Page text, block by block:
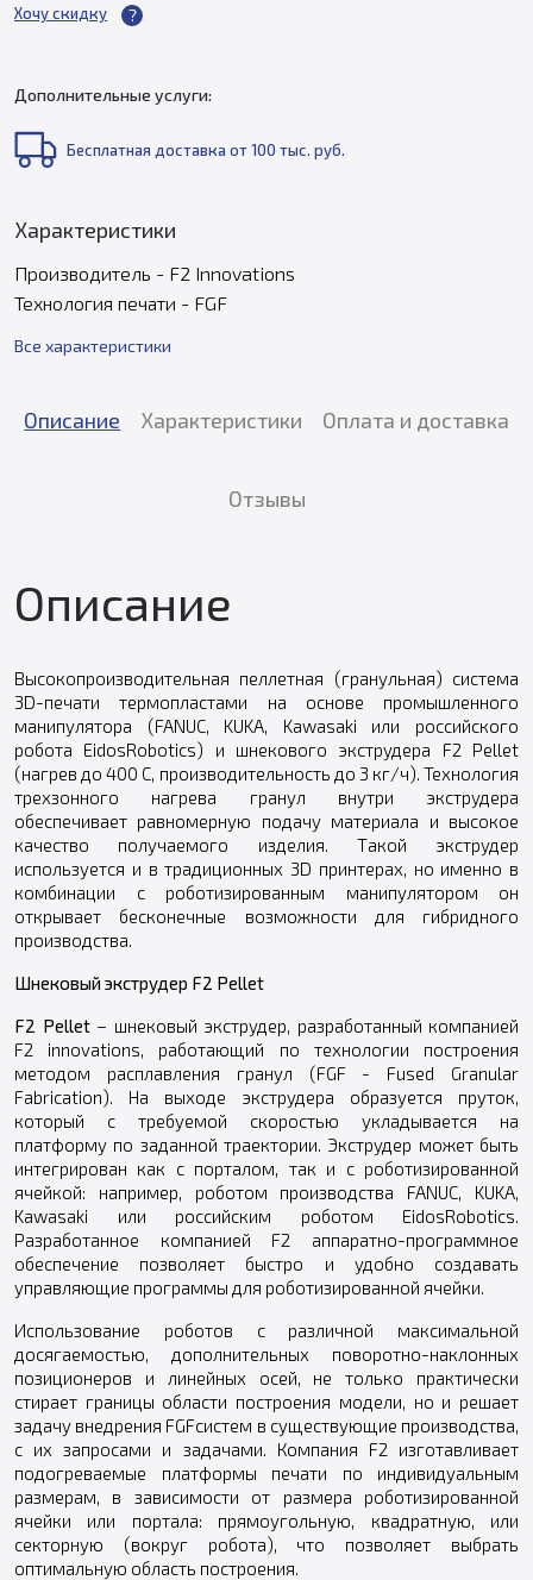
Хочу скидку
Дополнительные услуги:
Бесплатная доставка от 100 тыс. руб.
Характеристики
Производитель - F2 Innovations
Технология печати - FGF
Все характеристики
Описание Характеристики Оплата и доставка
Отзывы
Описание
Высокопроизводительная пеллетная (гранульная) система
3D-печати термопластами на основе промышленного
манипулятора (FANUC, KUKA, Kawasaki или российского
робота EidosRobotics) и шнекового экструдера F2 Pellet
(нагрев до 400 C, производительность до 3 кг/ч). Технология
трехзонного нагрева гранул внутри экструдера
обеспечивает равномерную подачу материала и высокое
качество получаемого изделия. Такой экструдер
используется и в традиционных 3D принтерах, но именно в
комбинации с роботизированным манипулятором он
открывает бесконечные возможности для гибридного
производства.
Шнековый экструдер F2 Pellet
F2 Pellet– шнековый экструдер, разработанный компанией
F2 innovations, работающий по технологии построения
методом расплавления гранул (FGF - Fused Granular
Fabrication). На выходе экструдера образуется пруток,
который с требуемой скоростью укладывается на
платформу по заданной траектории. Экструдер может быть
интегрирован как с порталом, так и с роботизированной
ячейкой: например, роботом производства FANUC, KUKA,
Kawasaki или российским роботом EidosRobotics.
Разработанное компанией F2 аппаратно-программное
обеспечение позволяет быстро и удобно создавать
управляющие программы для роботизированной ячейки.
Использование роботов с различной максимальной
досягаемостью, дополнительных поворотно-наклонных
позиционеров и линейных осей, не только практически
стирает границы области построения модели, но и решает
задачу внедрения FGFсистем в существующие производства,
с их запросами и задачами. Компания F2 изготавливает
подогреваемые платформы печати по индивидуальным
размерам, в зависимости от размера роботизированной
ячейки или портала: прямоугольную, квадратную, или
секторную (вокруг робота), что позволяет выбрать
оптимальную область построения.